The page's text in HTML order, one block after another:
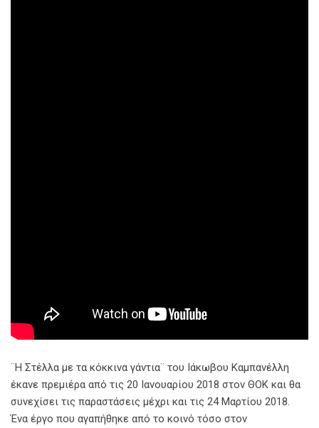
¨Η Στέλλα με τα κόκκινα γάντια¨ του Ιάκωβου Καμπανέλλη
έκανε πρεμιέρα από τις 20 Ιανουαρίου 2018 στον ΘΟΚ και θα
συνεχίσει τις παραστάσεις μέχρι και τις 24 Μαρτίου 2018.
Ένα έργο που αγαπήθηκε από το κοινό τόσο στον